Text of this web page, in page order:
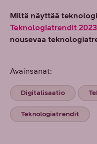
Miltä näyttää
Teknologiatrendit
nousevaa
Avainsanat:
Digitalisaatio
Teknologiatrendit